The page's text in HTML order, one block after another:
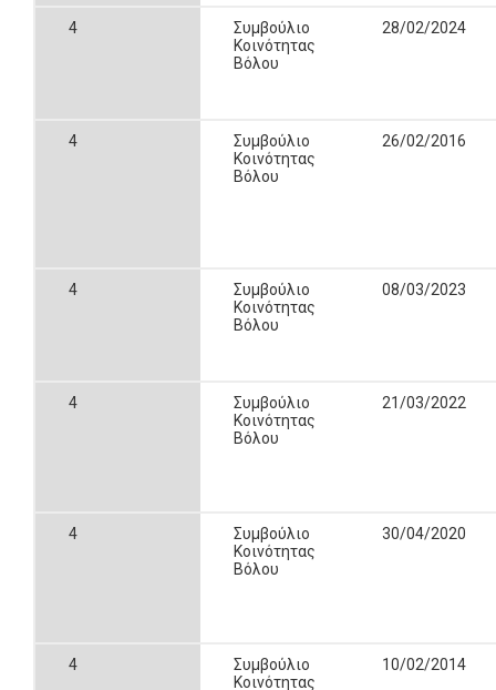
4
Συμβούλιο
Κοινότητας
Βόλου
28/02/2024
4
Συμβούλιο
Κοινότητας
Βόλου
26/02/2016
4
Συμβούλιο
Κοινότητας
Βόλου
08/03/2023
4
Συμβούλιο
Κοινότητας
Βόλου
21/03/2022
4
Συμβούλιο
Κοινότητας
Βόλου
30/04/2020
4
Συμβούλιο
Κοινότητας
10/02/2014